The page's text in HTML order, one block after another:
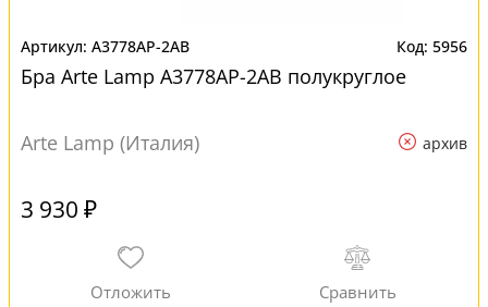
A3778AP-2AB 5956
Бра Arte Lamp A3778AP-2AB полукруглое
Arte Lamp (Италия) архив
3 930 ₽